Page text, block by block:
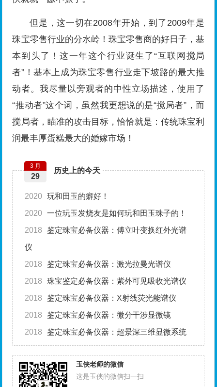
但是，这一切在2008年开始，到了2009年是
珠宝零售行业的分水岭！珠宝零售商的好日子，基
本到头了！这一年这个行业诞生了“互联网搅局
者”！基本上成为珠宝零售行业走下坡路的最大推
动者。我尽量以旁观者的中性立场描述，使用了
“推动者”这个词，虽然我更想说的是“搅局者”，而
搅局者，瞄准的攻击目标，恰恰就是：传统珠宝利
润最丰厚蛋糕最大的婚嫁市场！
历史上的今天
3 月
29
2020 玩和田玉的癖好！
2020 一位玩玉发烧友是如何玩和田玉珠子的！
2018 鉴定珠宝必备仪器：傅立叶变换红外光谱
仪
2018 鉴定珠宝必备仪器：激光拉曼光谱仪
2018 珠宝鉴定必备仪器：紫外可见吸收光谱仪
2018 鉴定珠宝必备仪器：X射线荧光能谱仪
2018 鉴定珠宝必备仪器：微分干涉显微镜
2018 鉴定珠宝必备仪器：超景深三维显微系统
玉侠老师的微信
这是玉侠的微信扫一扫